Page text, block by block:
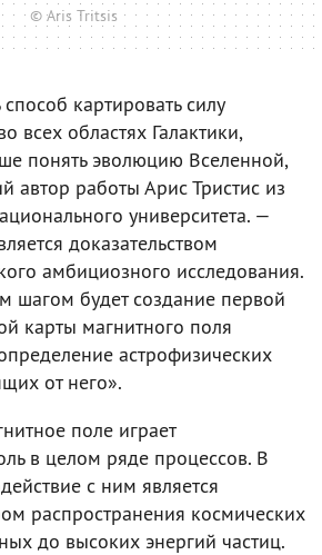
© Aris Tritsis
способ картировать силу
всех областях Галактики,
понять эволюцию Вселенной,
автор работы Арис Тристис из
университета. —
доказательством
амбициозного исследования.
будет создание первой
карты магнитного поля
астрофизических
от него».
поле играет
в целом ряде процессов. В
с ним является
распространения космических
до высоких энергий частиц.